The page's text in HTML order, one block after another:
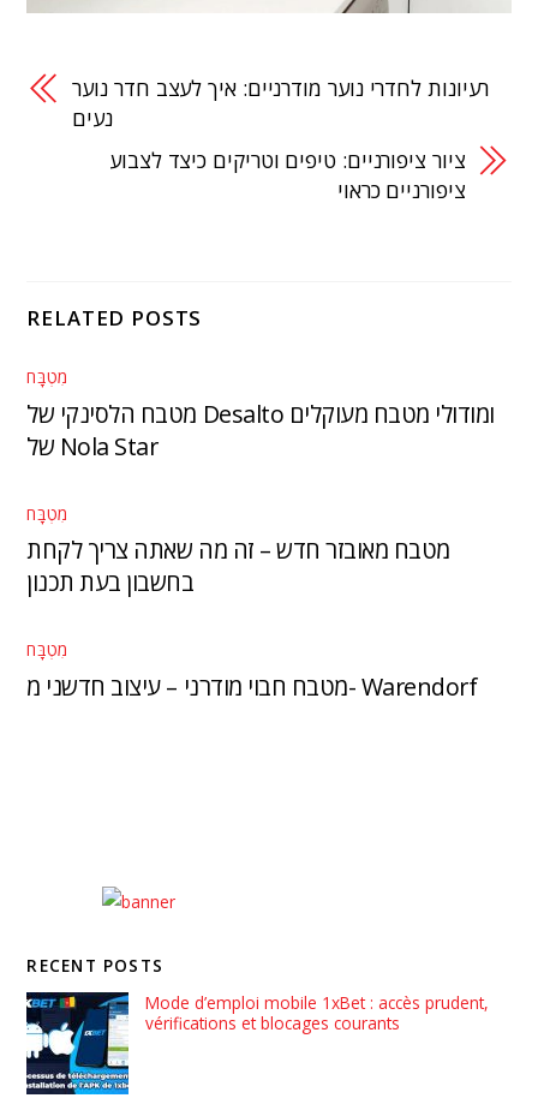
רעיונות לחדרי נוער מודרניים: איך לעצב חדר נוער
נעים
ציור ציפורניים: טיפים וטריקים כיצד לצבוע
ציפורניים כראוי
RELATED POSTS
מִטְבָּח
מטבח הלסינקי של Desalto ומודולי מטבח מעוקלים
של Nola Star
מִטְבָּח
מטבח מאובזר חדש – זה מה שאתה צריך לקחת
בחשבון בעת ​​תכנון
מִטְבָּח
מטבח חבוי מודרני – עיצוב חדשני מ- Warendorf
RECENT POSTS
Mode d’emploi mobile 1xBet : accès prudent,
vérifications et blocages courants